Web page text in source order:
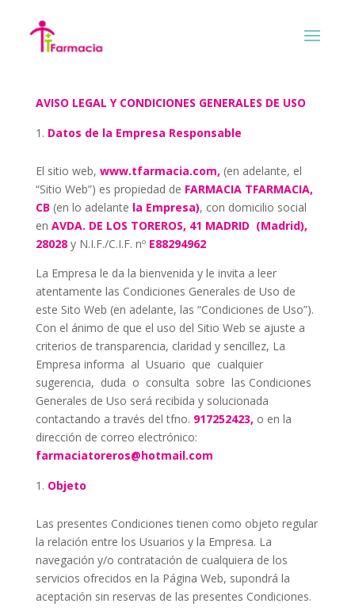
Aviso Legal
AVISO LEGAL Y CONDICIONES GENERALES DE USO
Datos de la Empresa Responsable
El sitio web, www.tfarmacia.com, (en adelante, el
“Sitio Web”) es propiedad de FARMACIA TFARMACIA,
CB (en lo adelante la Empresa), con domicilio social
en AVDA. DE LOS TOREROS, 41 MADRID (Madrid),
28028 y N.I.F./C.I.F. nºE88294962
La Empresa le da la bienvenida y le invita a leer
atentamente las Condiciones Generales de Uso de
este Sito Web (en adelante, las “Condiciones de Uso”).
Con el ánimo de que el uso del Sitio Web se ajuste a
criterios de transparencia, claridad y sencillez, La
Empresa informa al Usuario que cualquier
sugerencia, duda o consulta sobre las Condiciones
Generales de Uso será recibida y solucionada
contactando a través del tfno. 917252423, o en la
dirección de correo electrónico:
farmaciatoreros@hotmail.com
Objeto
Las presentes Condiciones tienen como objeto regular
la relación entre los Usuarios y la Empresa. La
navegación y/o contratación de cualquiera de los
servicios ofrecidos en la Página Web, supondrá la
aceptación sin reservas de las presentes Condiciones.